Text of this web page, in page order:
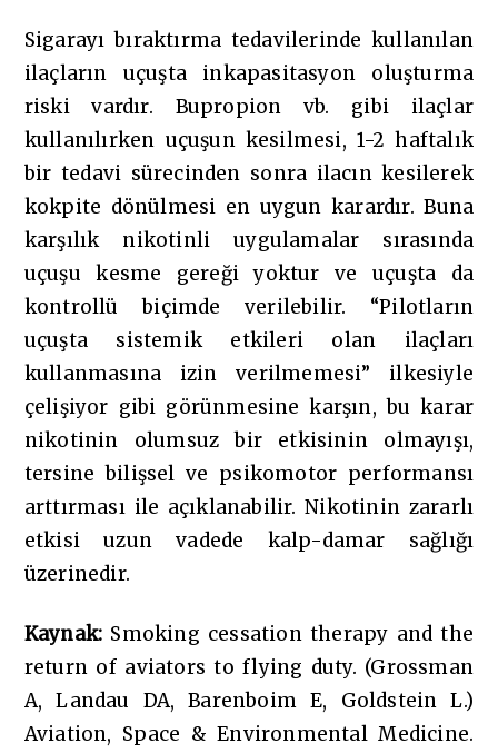
Sigarayı bıraktırma tedavilerinde kullanılan
ilaçların uçuşta inkapasitasyon oluşturma
riski vardır. Bupropion vb. gibi ilaçlar
kullanılırken uçuşun kesilmesi, 1-2 haftalık
bir tedavi sürecinden sonra ilacın kesilerek
kokpite dönülmesi en uygun karardır. Buna
karşılık nikotinli uygulamalar sırasında
uçuşu kesme gereği yoktur ve uçuşta da
kontrollü biçimde verilebilir. “Pilotların
uçuşta sistemik etkileri olan ilaçları
kullanmasına izin verilmemesi” ilkesiyle
çelişiyor gibi görünmesine karşın, bu karar
nikotinin olumsuz bir etkisinin olmayışı,
tersine bilişsel ve psikomotor performansı
arttırması ile açıklanabilir. Nikotinin zararlı
etkisi uzun vadede kalp-damar sağlığı
üzerinedir.
Kaynak: Smoking cessation therapy and the
return of aviators to flying duty. (Grossman
A, Landau DA, Barenboim E, Goldstein L.)
Aviation, Space & Environmental Medicine.